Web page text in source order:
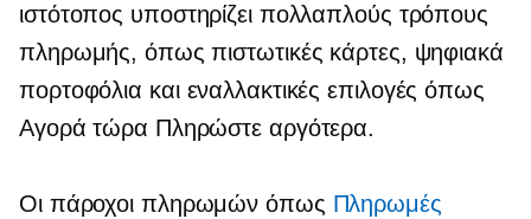
ιστότοπος υποστηρίζει πολλαπλούς τρόπους
πληρωμής, όπως πιστωτικές κάρτες, ψηφιακά
πορτοφόλια και εναλλακτικές επιλογές όπως
Αγορά τώρα Πληρώστε αργότερα.
Οι πάροχοι πληρωμών όπως Πληρωμές